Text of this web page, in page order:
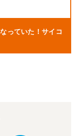
っていた！サイコ